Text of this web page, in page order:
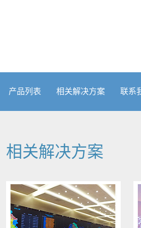
产品列表 相关解决方案 联系
相关解决方案